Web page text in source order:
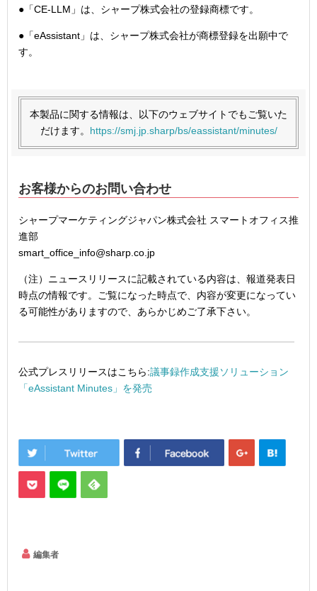
●「CE-LLM」は、シャープ株式会社の登録商標です。
●「eAssistant」は、シャープ株式会社が商標登録を出願中で
す。
本製品に関する情報は、以下のウェブサイトでもご覧いた
だけます。 https://smj.jp.sharp/bs/eassistant/minutes/
お客様からのお問い合わせ
シャープマーケティングジャパン株式会社 スマートオフィス推
進部
smart_office_info@sharp.co.jp
（注）ニュースリリースに記載されている内容は、報道発表日
時点の情報です。ご覧になった時点で、内容が変更になってい
る可能性がありますので、あらかじめご了承下さい。
公式プレスリリースはこちら:議事録作成支援ソリューション
「eAssistant Minutes」を発売
編集者